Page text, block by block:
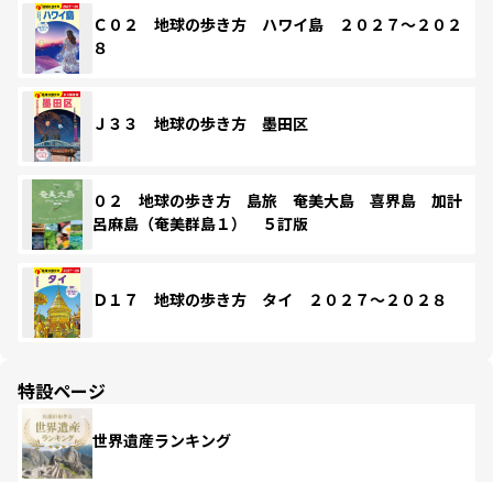
Ｃ０２ 地球の歩き方 ハワイ島 ２０２７～２０２
８
Ｊ３３ 地球の歩き方 墨田区
０２ 地球の歩き方 島旅 奄美大島 喜界島 加計
呂麻島（奄美群島１） ５訂版
Ｄ１７ 地球の歩き方 タイ ２０２７～２０２８
特設ページ
世界遺産ランキング